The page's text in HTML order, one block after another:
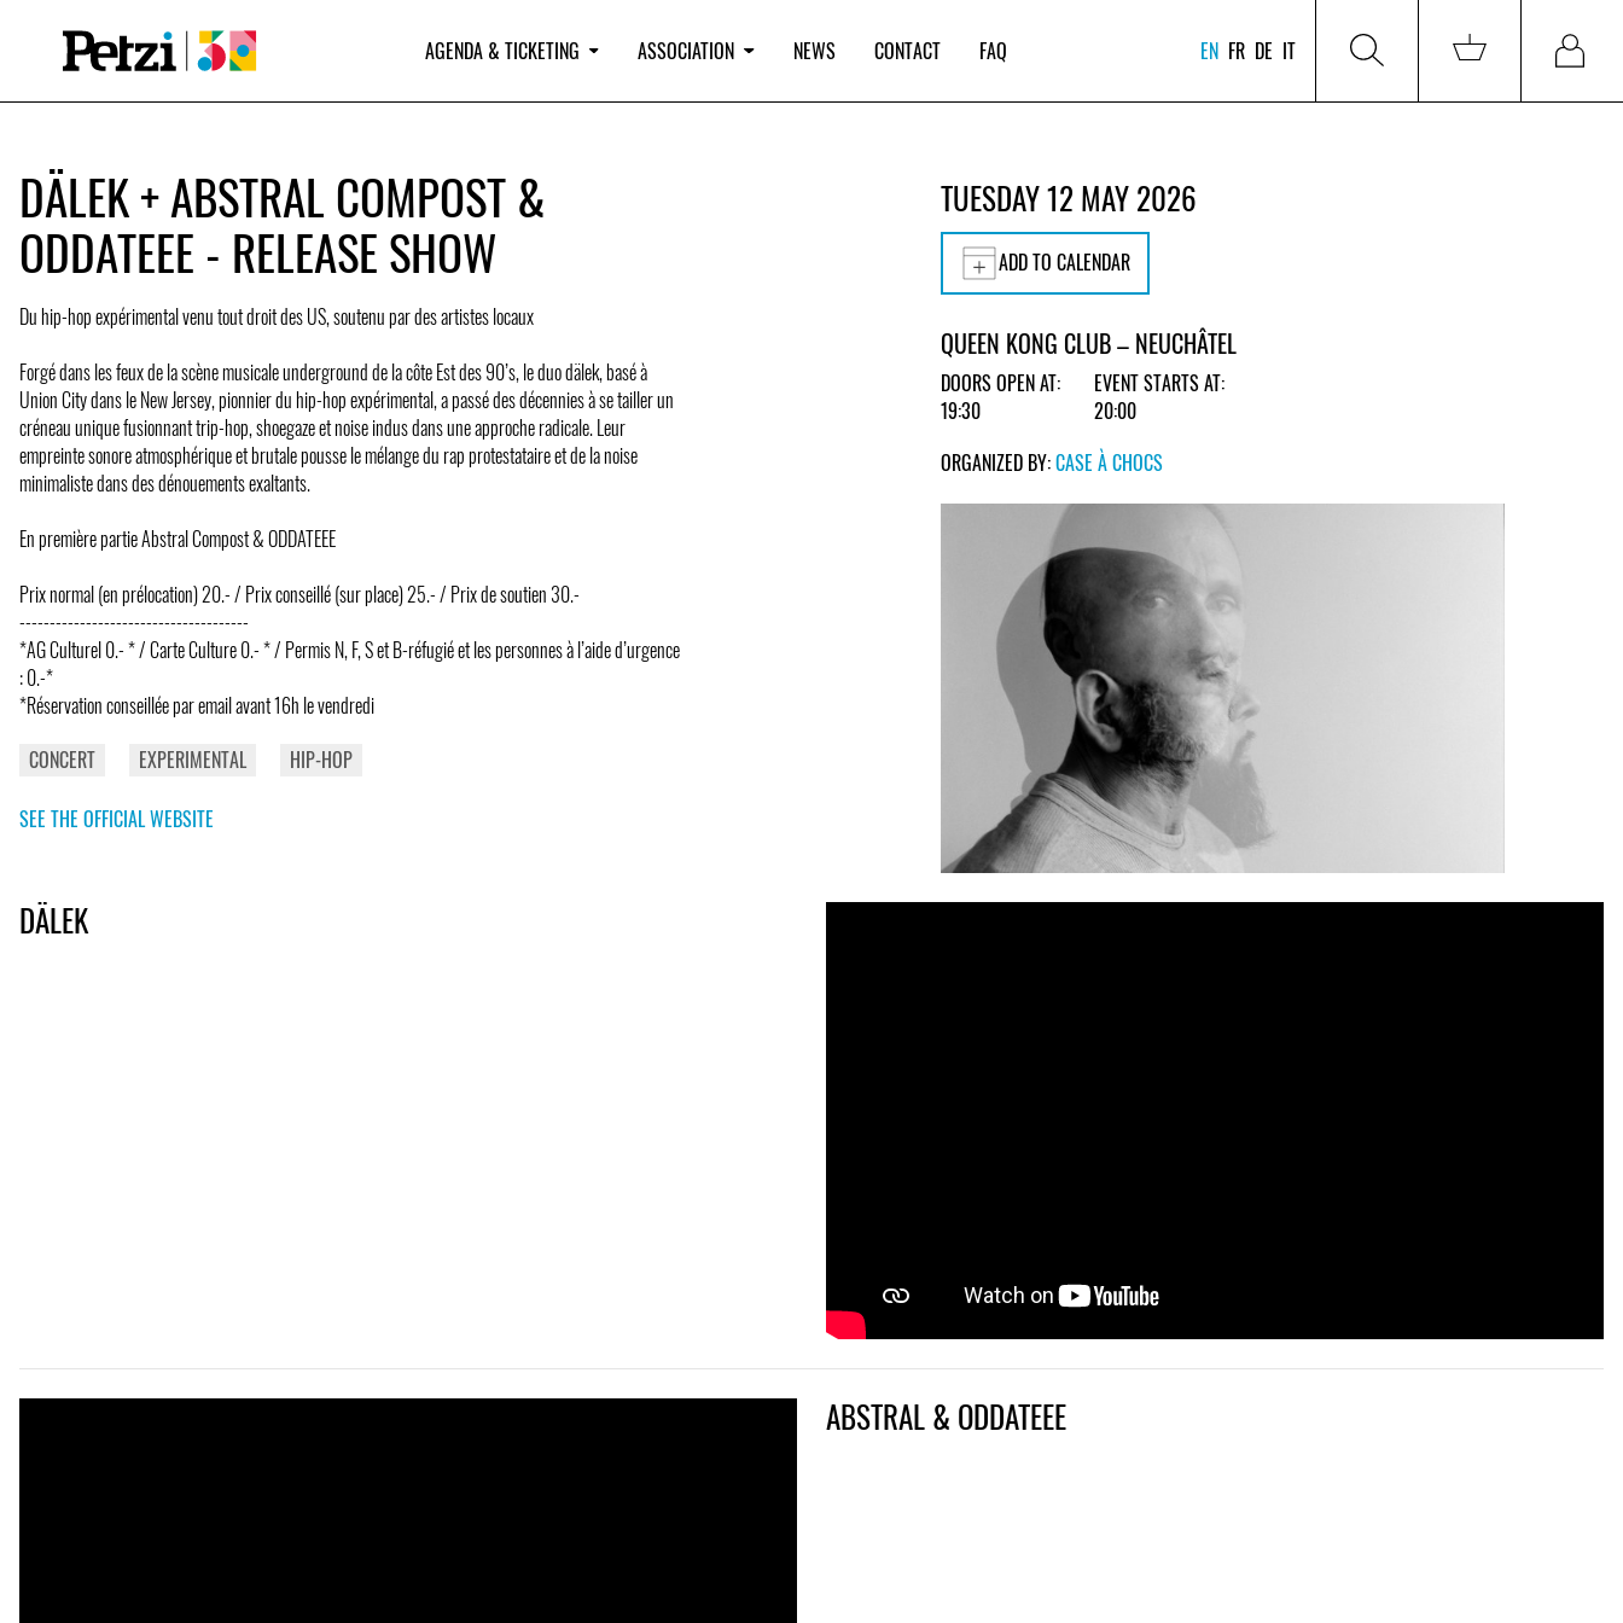
AGENDA & TICKETING ASSOCIATION NEWS CONTACT FAQ EN FR DE IT
DÄLEK + ABSTRAL COMPOST &
ODDATEEE - RELEASE SHOW
Du hip-hop expérimental venu tout droit des US, soutenu par des artistes locaux
Forgé dans les feux de la scène musicale underground de la côte Est des 90’s, le duo dälek, basé à
Union City dans le New Jersey, pionnier du hip-hop expérimental, a passé des décennies à se tailler un
créneau unique fusionnant trip-hop, shoegaze et noise indus dans une approche radicale. Leur
empreinte sonore atmosphérique et brutale pousse le mélange du rap protestataire et de la noise
minimaliste dans des dénouements exaltants.
En première partie Abstral Compost & ODDATEEE
Prix normal (en prélocation) 20.- / Prix conseillé (sur place) 25.- / Prix de soutien 30.-
--------------------------------------
*AG Culturel 0.- * / Carte Culture 0.- * / Permis N, F, S et B-réfugié et les personnes à l’aide d’urgence
: 0.-*
*Réservation conseillée par email avant 16h le vendredi
CONCERT
EXPERIMENTAL HIP-HOP
SEE THE OFFICIAL WEBSITE
TUESDAY 12 MAY 2026
ADD TO CALENDAR
QUEEN KONG CLUB – NEUCHÂTEL
DOORS OPEN AT:
19:30
EVENT STARTS AT:
20:00
ORGANIZED BY:CASE À CHOCS
DÄLEK
ABSTRAL & ODDATEEE